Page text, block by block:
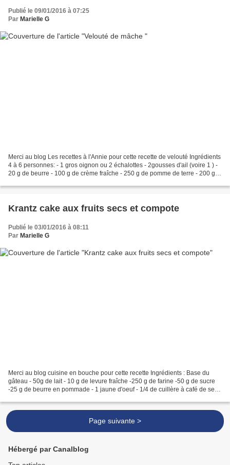
Publié le 09/01/2016 à 07:25
Par Marielle G
Merci au blog Les recettes à l'Annie pour cette recette de velouté Ingrédients
4 à 6 personnes: - 1 gros oignon ou 2 échalottes - 2gousses d'ail (voire 1 ) -
20 g de beurre - 100 g de crème fraîche - 250 g de pomme de terre - 200 g
Krantz cake aux fruits secs et compote
Publié le 03/01/2016 à 08:11
Par Marielle G
Merci au blog cuisine en bouche pour cette recette Ingrédients : Base du
gâteau - 50g de lait - 10 g de levure fraîche -250 g de farine -50 g de sucre
-25 g de beurre en pommade - 1 jaune d'oeuf - 1/4 de cuillère à café de sel -
Page suivante >
Hébergé par Canalblog